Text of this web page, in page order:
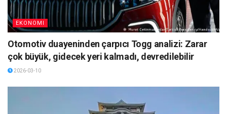
EKONOMI
Otomotiv duayeninden çarpıcı Togg analizi: Zarar
çok büyük, gidecek yeri kalmadı, devredilebilir
2026-03-10